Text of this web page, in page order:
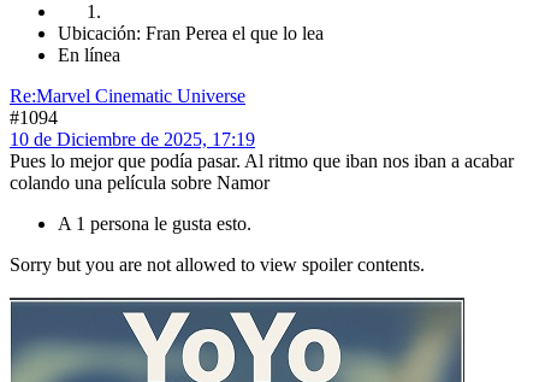
Ubicación: Fran Perea el que lo lea
En línea
Re:Marvel Cinematic Universe
#1094
10 de Diciembre de 2025, 17:19
Pues lo mejor que podía pasar. Al ritmo que iban nos iban a acabar
colando una película sobre Namor
A 1 persona le gusta esto.
Sorry but you are not allowed to view spoiler contents.